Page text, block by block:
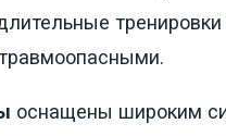
оснащены широким